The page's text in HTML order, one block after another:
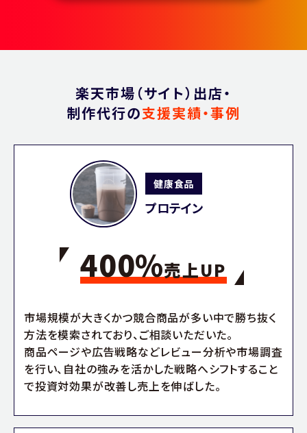
楽天市場（サイト）出店・
制作代行の支援実績・事例
健康食品
プロテイン
400%売上UP
市場規模が大きくかつ競合商品が多い中で勝ち抜く
方法を模索されており、ご相談いただいた。
商品ページや広告戦略などレビュー分析や市場調査
を行い、自社の強みを活かした戦略へシフトすること
で投資対効果が改善し売上を伸ばした。